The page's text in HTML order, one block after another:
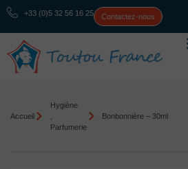
+33 (0)5 32 56 16 25 Contactez-nous
Accueil
Hygiène
Parfumerie
Bonbonnière – 30ml